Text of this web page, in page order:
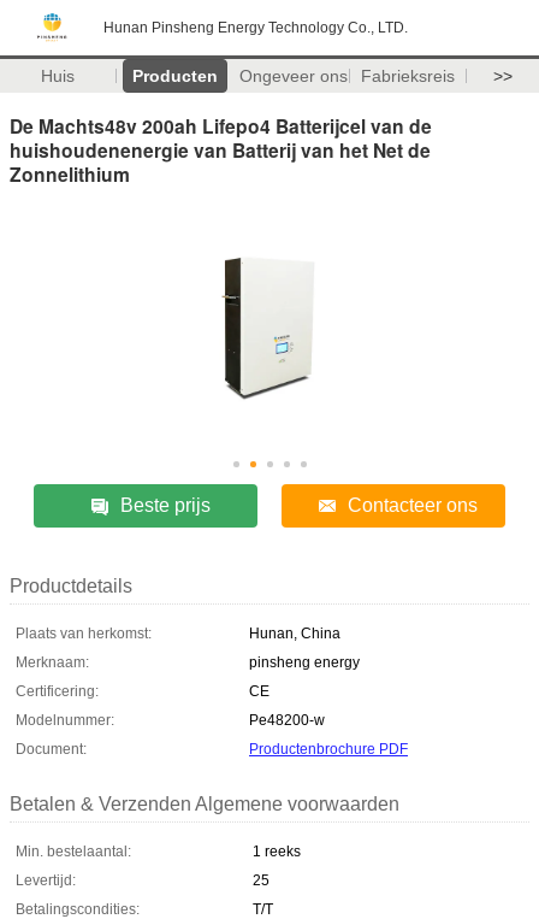
Hunan Pinsheng Energy Technology Co., LTD.
Huis Producten Ongeveer ons Fabrieksreis >>
De Machts48v 200ah Lifepo4 Batterijcel van de
huishoudenenergie van Batterij van het Net de
Zonnelithium
Beste prijs Contacteer ons
Productdetails
Plaats van herkomst:
Hunan, China
Merknaam:
pinsheng energy
Certificering:
CE
Modelnummer:
Pe48200-w
Document:
Productenbrochure PDF
Betalen & Verzenden Algemene voorwaarden
Min. bestelaantal:
1 reeks
Levertijd:
25
Betalingscondities:
T/T